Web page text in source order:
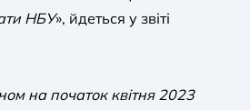
НБУ», йдеться у звіті
на початок квітня 2023